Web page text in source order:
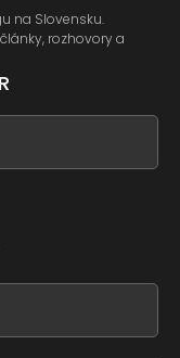
na Slovensku.
rozhovory a